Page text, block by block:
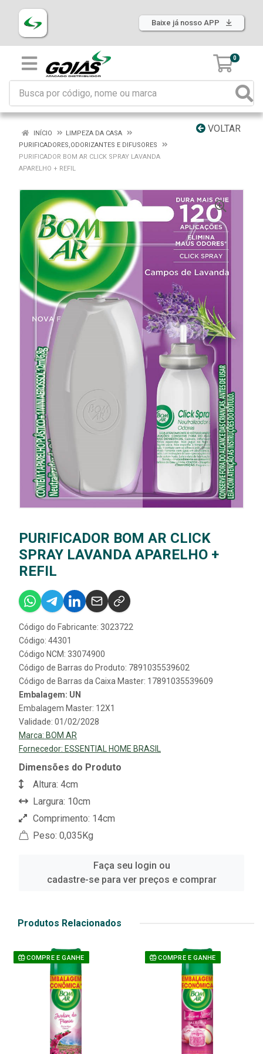
Baixe já nosso APP
0
VOLTAR
INÍCIO
LIMPEZA DA CASA
PURIFICADORES,ODORIZANTES E DIFUSORES
PURIFICADOR BOM AR CLICK SPRAY LAVANDA
APARELHO + REFIL
PURIFICADOR BOM AR CLICK
SPRAY LAVANDA APARELHO +
REFIL
Código do Fabricante: 3023722
Código: 44301
Código NCM: 33074900
Código de Barras do Produto: 7891035539602
Código de Barras da Caixa Master: 17891035539609
Embalagem: UN
Embalagem Master: 12X1
Validade: 01/02/2028
Marca: BOM AR
Fornecedor: ESSENTIAL HOME BRASIL
Dimensões do Produto
Altura: 4cm
Largura: 10cm
Comprimento: 14cm
Peso: 0,035Kg
Faça seu login ou
cadastre-se para ver preços e comprar
Produtos Relacionados
COMPRE E GANHE COMPRE E GANHE